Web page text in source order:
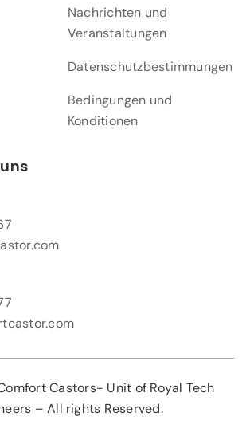
Nachrichten und
Veranstaltungen
Datenschutzbestimmungen
Bedingungen und
Konditionen
Castors- Unit of Royal Tech
– All rights Reserved.